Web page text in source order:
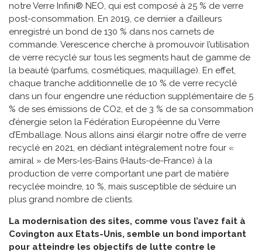
notre Verre Infini® NEO, qui est composé à 25 % de verre
post-consommation. En 2019, ce dernier a d’ailleurs
enregistré un bond de 130 % dans nos carnets de
commande. Verescence cherche à promouvoir l’utilisation
de verre recyclé sur tous les segments haut de gamme de
la beauté (parfums, cosmétiques, maquillage). En effet,
chaque tranche additionnelle de 10 % de verre recyclé
dans un four engendre une réduction supplémentaire de 5
% de ses émissions de CO2, et de 3 % de sa consommation
d’énergie selon la Fédération Européenne du Verre
d’Emballage. Nous allons ainsi élargir notre offre de verre
recyclé en 2021, en dédiant intégralement notre four «
amiral » de Mers-les-Bains (Hauts-de-France) à la
production de verre comportant une part de matière
recyclée moindre, 10 %, mais susceptible de séduire un
plus grand nombre de clients.
La modernisation des sites, comme vous l’avez fait à
Covington aux Etats-Unis, semble un bond important
pour atteindre les objectifs de lutte contre le